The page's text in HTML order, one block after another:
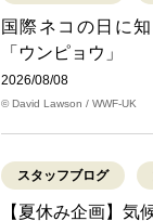
国際ネコの日に
「ウンピョウ」
2026/08/08
© David Lawson / WWF-UK
スタッフブログ
【夏休み企画】気